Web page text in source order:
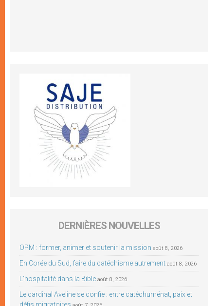
DERNIÈRES NOUVELLES
OPM : former, animer et soutenir la mission août 8, 2026
En Corée du Sud, faire du catéchisme autrement août 8, 2026
L’hospitalité dans la Bible août 8, 2026
Le cardinal Aveline se confie : entre catéchuménat, paix et
défis migratoires